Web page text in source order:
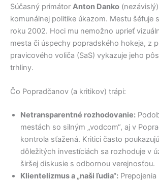
Súčasný primátor Anton Danko
komunálnej politike úkazom. Mestu šéfuje
roku 2002. Hoci mu nemožno uprieť
mesta či úspechy popradského hokeja, z
pravicového voliča (SaS) vykazuje jeho
trhliny.
Čo Popradčanov (a kritikov) trápi:
Netransparentné rozhodovanie:
mestách so silným „vodcom“, aj v
kontrola sťažená. Kritici často
dôležitých investíciách sa rozhoduje v
širšej diskusie s odbornou verejnosťou.
Klientelizmus a „naši ľudia“: